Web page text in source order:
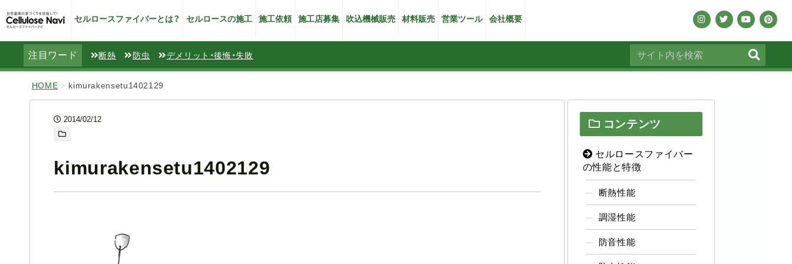
セルロースファイバーとは？ セルロースの施工 施工依頼 施工店募集 吹込機械販売 材料販売 営業ツール 会社概要
注目ワード 断熱 防虫 デメリット・後悔・失敗
HOME > kimurakensetu1402129
2014/02/12
kimurakensetu1402129
コンテンツ
セルロースファイバー
の性能と特徴
断熱性能
調湿性能
防音性能